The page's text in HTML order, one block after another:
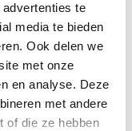
te
media te bieden
Ook delen we
met onze
en analyse. Deze
met andere
of die ze hebben
has occurred while
browser consolefor